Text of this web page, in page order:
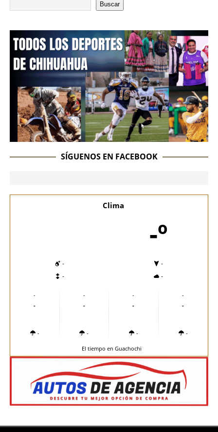
Buscar
SÍGUENOS EN FACEBOOK
Clima
-º
-
-
-
-
-
-
-
-
-
-
-
-
-
-
-
-
El tiempo en Guachochi